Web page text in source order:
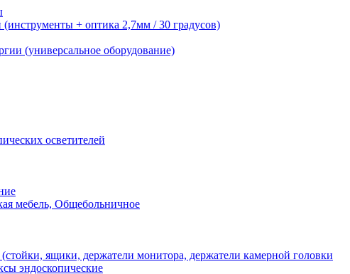
+ оптика 2,7мм / 30 градусов)
(универсальное оборудование)
осветителей
мебель, Общебольничное
ящики, держатели монитора, держатели камерной головки
эндоскопические